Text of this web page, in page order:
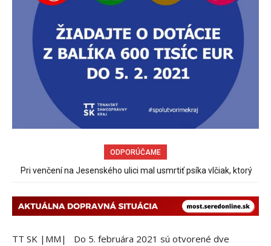
ODPORÚČAME
Pri venčení na Jesenského ulici mal usmrtiť psíka vlčiak, ktorý
TT SK |MM| Do 5. februára 2021 sú otvorené dve